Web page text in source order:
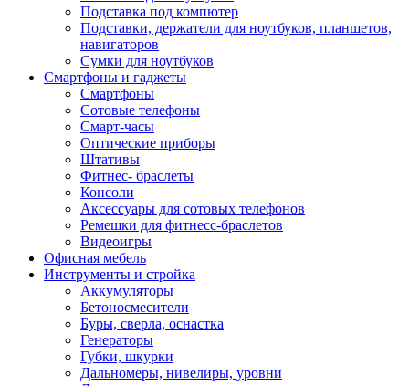
Подставка под компютер
Подставки, держатели для ноутбуков, планшетов,
навигаторов
Сумки для ноутбуков
Смартфоны и гаджеты
Смартфоны
Сотовые телефоны
Смарт-часы
Оптические приборы
Штативы
Фитнес- браслеты
Консоли
Аксессуары для сотовых телефонов
Ремешки для фитнесс-браслетов
Видеоигры
Офисная мебель
Инструменты и стройка
Аккумуляторы
Бетоносмесители
Буры, сверла, оснастка
Генераторы
Губки, шкурки
Дальномеры, нивелиры, уровни